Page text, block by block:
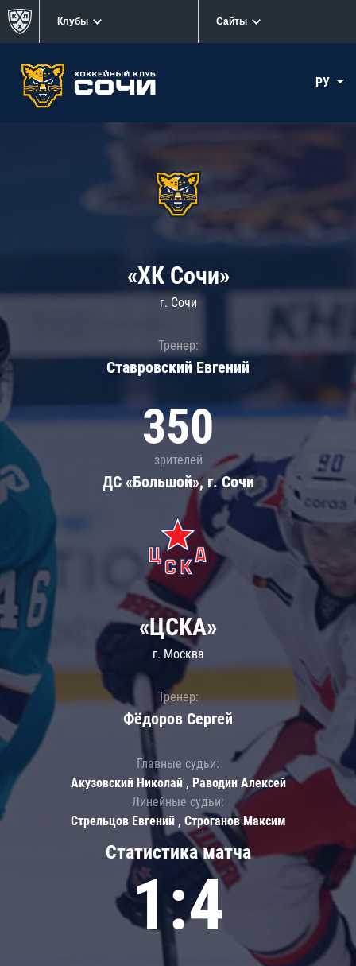
Клубы Сайты
РУ
«ХК Сочи»
г. Сочи
Тренер:
Ставровский Евгений
350
зрителей
ДС «Большой», г. Сочи
Статистика матча
1:4
«ЦСКА»
г. Москва
Тренер:
Фёдоров Сергей
Главные судьи:
Акузовский Николай , Раводин Алексей
Линейные судьи:
Стрельцов Евгений , Строганов Максим